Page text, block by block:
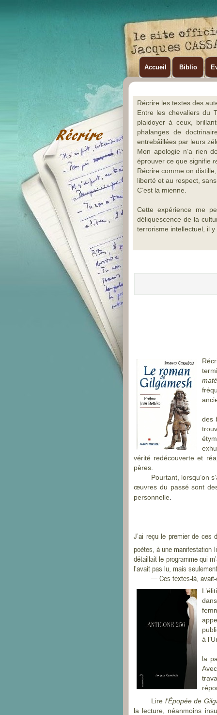
Accueil Biblio
Récrire les textes des
Entre les chevaliers du
plaidoyer à ceux,
phalanges de
entrebâillées par leurs
Mon apologie n’a rien
éprouver ce que signifie
Récrire comme on
liberté et au respect,
C’est la mienne.
Cette expérience me
déliquescence de la
terrorisme intellectuel, il
des
vérité redécouverte et
pères.
Pourtant, lorsqu’on
œuvres du passé sont
personnelle.
J’ai reçu le premier de ces
poètes, à une manifestation
détaillait le programme qui
l’avait pas lu, mais
— Ces textes-là, avait-
à
la
Lire l’Épopée de
la lecture, néanmoins